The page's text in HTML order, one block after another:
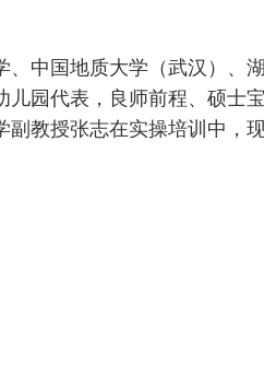
、中国地质大学（武汉）、
儿园代表，良师前程、硕士
教授张志在实操培训中，